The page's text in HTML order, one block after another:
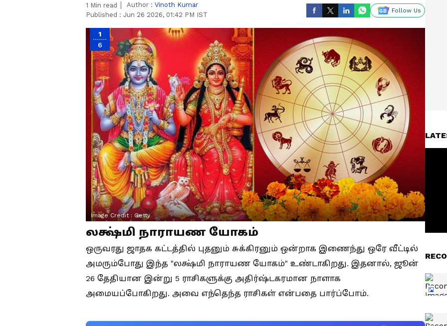
1 Min read Author : Vinoth Kumar
Published : Jun 26 2026, 01:42 PM IST
Follow Us
1
6
Image Credit : Getty
லக்ஷ்மி நாராயண யோகம்
ஒருவரது ஜாதக கட்டத்தில் புதனும் சுக்கிரனும் ஒன்றாக இணைந்து ஒரே வீட்டில்
அமரும்போது இந்த "லக்ஷ்மி நாராயண யோகம்" உண்டாகிறது. இதனால், ஜூன்
26 தேதியான இன்று 5 ராசிகளுக்கு அதிர்ஷ்டகரமான நாளாக
அமையப்போகிறது. அவை எந்தெந்த ராசிகள் என்பதை பார்ப்போம்.